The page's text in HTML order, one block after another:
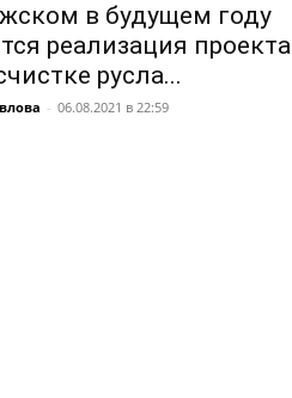
в будущем году
реализация проекта
русла...
- 06.08.2021 в 22:59